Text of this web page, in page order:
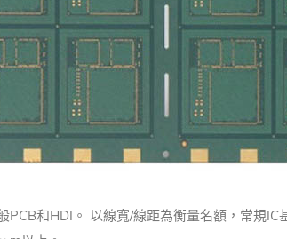
PCB和HDI。 以線寬/線距為衡量名額，常規